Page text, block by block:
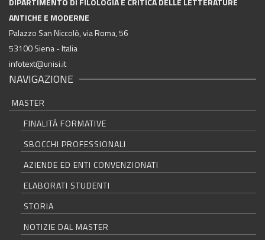
ANTICHE E MODERNE
Palazzo San Niccolò, via Roma, 56
53100 Siena - Italia
infotext@unisi.it
NAVIGAZIONE
MASTER
FINALITÀ FORMATIVE
SBOCCHI PROFESSIONALI
AZIENDE ED ENTI CONVENZIONATI
ELABORATI STUDENTI
STORIA
NOTIZIE DAL MASTER